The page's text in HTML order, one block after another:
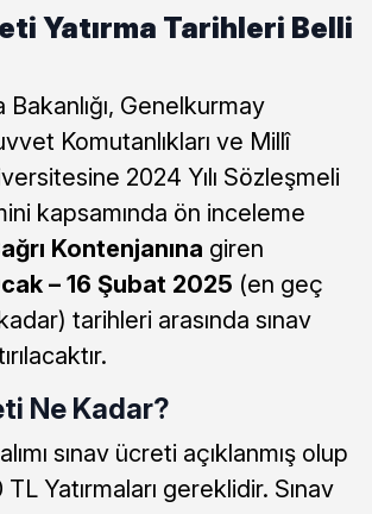
Yatırma Tarihleri Belli
Bakanlığı, Genelkurmay
Komutanlıkları ve Millî
2024 Yılı Sözleşmeli
kapsamında ön inceleme
Kontenjanına giren
– 16 Şubat 2025 (en geç
tarihleri arasında sınav
Ne Kadar?
sınav ücreti açıklanmış olup
Yatırmaları gereklidir. Sınav